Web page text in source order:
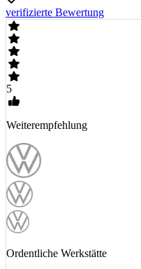
verifizierte Bewertung
5
Weiterempfehlung
Ordentliche Werkstätte